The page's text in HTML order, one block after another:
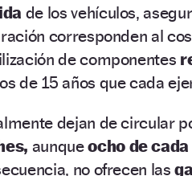
de los vehículos,
corresponden al
de componentes
de 15 años que cada
dejan de circular
aunqueocho de cada
no ofrecen las